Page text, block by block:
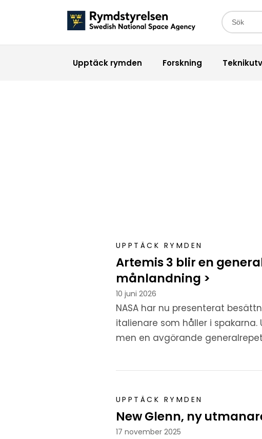
Sökfält
Upptäck rymden Forskning
UPPTÄCK RYMDEN
Artemis 3 blir en
månlandning >
10 juni 2026
NASA har nu presenterat
italienare som håller i
men en avgörande
UPPTÄCK RYMDEN
New Glenn, ny
17 november 2025